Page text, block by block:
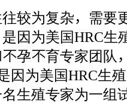
较为复杂，需要
因为美国HRC生
孕不育专家团队
因为美国HRC生
生殖专家为一组